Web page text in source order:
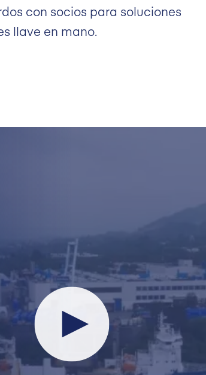
con socios para soluciones
llave en mano.